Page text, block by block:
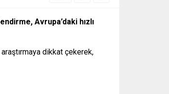
Avrupa’daki hızlı
araştırmaya dikkat çekerek,